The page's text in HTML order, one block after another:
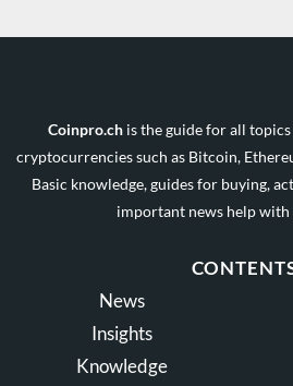
Coinpro.ch is the guide for all
cryptocurrencies such as Bitcoin,
Basic knowledge, guides for buying,
important news help
News
Insights
Knowledge